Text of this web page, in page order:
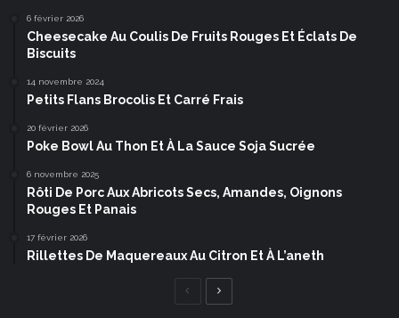
6 février 2026
Cheesecake Au Coulis De Fruits Rouges Et Éclats De
Biscuits
14 novembre 2024
Petits Flans Brocolis Et Carré Frais
20 février 2026
Poke Bowl Au Thon Et À La Sauce Soja Sucrée
6 novembre 2025
Rôti De Porc Aux Abricots Secs, Amandes, Oignons
Rouges Et Panais
17 février 2026
Rillettes De Maquereaux Au Citron Et À L’aneth
Page